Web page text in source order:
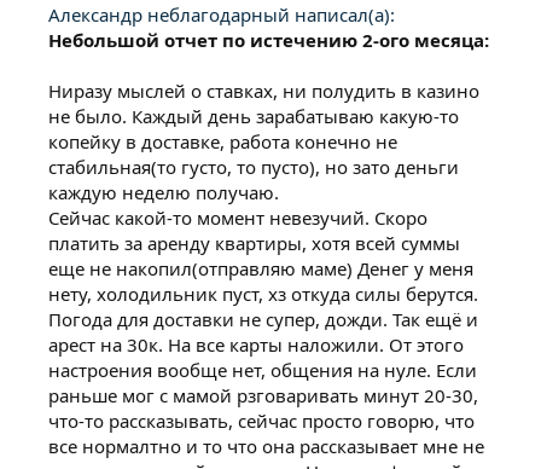
Александр неблагодарный написал(а):
Небольшой отчет по истечению 2-ого месяца:
Ниразу мыслей о ставках, ни полудить в казино
не было. Каждый день зарабатываю какую-то
копейку в доставке, работа конечно не
стабильная(то густо, то пусто), но зато деньги
каждую неделю получаю.
Сейчас какой-то момент невезучий. Скоро
платить за аренду квартиры, хотя всей суммы
еще не накопил(отправляю маме) Денег у меня
нету, холодильник пуст, хз откуда силы берутся.
Погода для доставки не супер, дожди. Так ещё и
арест на 30к. На все карты наложили. От этого
настроения вообще нет, общения на нуле. Если
раньше мог с мамой рзговаривать минут 20-30,
что-то рассказывать, сейчас просто говорю, что
все нормалтно и то что она рассказывает мне не